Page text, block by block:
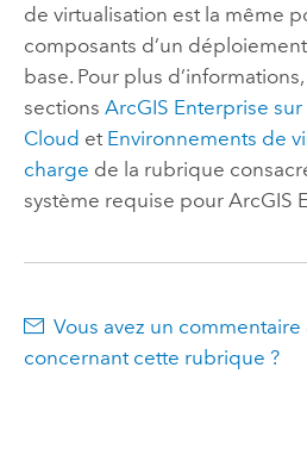
de virtualisation est la même
composants d’un déploiement
base. Pour plus
sections ArcGIS Enterprise sur
Cloud et Environnements de
charge de la rubrique
système requise pour ArcGIS
Vous avez un
concernant cette rubrique ?